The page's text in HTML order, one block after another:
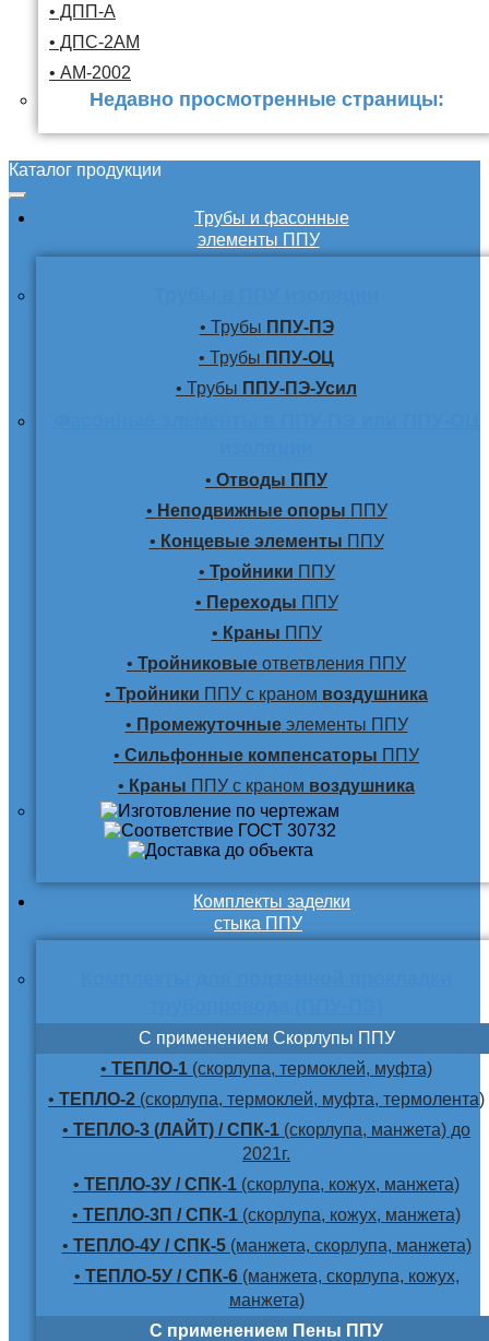
• ДПП-А
• ДПС-2АМ
• АМ-2002
Недавно просмотренные страницы:
Каталог продукции
Трубы и фасонные
элементы ППУ
• Трубы ППУ-ПЭ
• Трубы ППУ-ОЦ
• Трубы ППУ-ПЭ-Усил
• Отводы ППУ
• Неподвижные опоры ППУ
• Концевые элементы ППУ
• Тройники ППУ
• Переходы ППУ
• Краны ППУ
• Тройниковые ответвления ППУ
• Тройники ППУ с краном воздушника
• Промежуточныеэлементы ППУ
• Сильфонные компенсаторы ППУ
• Краны ППУ с краном воздушника
Комплекты заделки
стыка ППУ
С применением Скорлупы ППУ
• ТЕПЛО-1 (скорлупа, термоклей, муфта)
• ТЕПЛО-2 (скорлупа, термоклей, муфта, термолента)
• ТЕПЛО-3 (ЛАЙТ) / СПК-1 (скорлупа, манжета) до
2021г.
• ТЕПЛО-3У / СПК-1 (скорлупа, кожух, манжета)
• ТЕПЛО-3П / СПК-1 (скорлупа, кожух, манжета)
• ТЕПЛО-4У / СПК-5(манжета, скорлупа, манжета)
• ТЕПЛО-5У / СПК-6(манжета, скорлупа, кожух,
манжета)
С применением Пены ППУ